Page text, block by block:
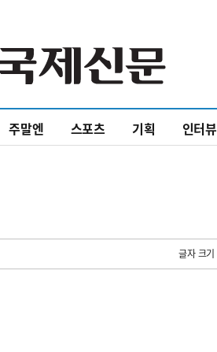
주말엔 스포츠 기획 인터뷰
글자 크기